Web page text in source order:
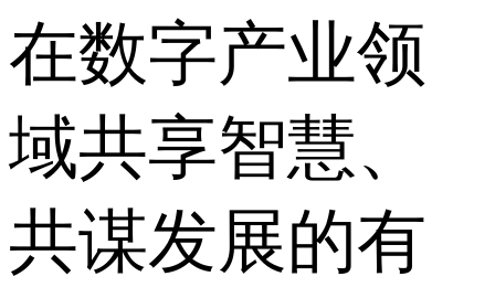
在数字产业领
域共享智慧、
共谋发展的有